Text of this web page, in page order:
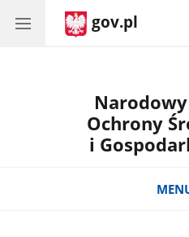
gov.pl
Ochrony
i